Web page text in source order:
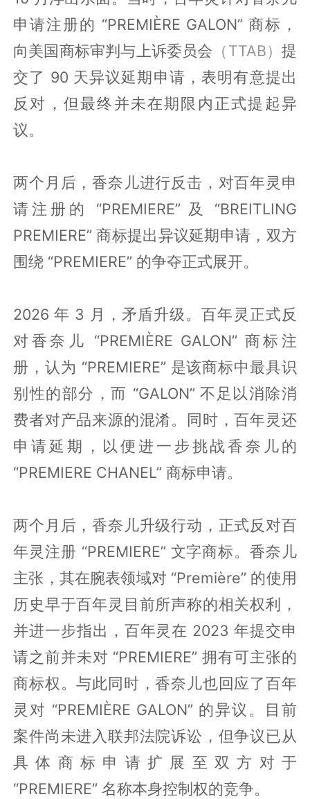
申请注册的 “PREMIÈRE GALON” 商标，
向美国商标审判与上诉委员会 （TTAB） 提
交了 90 天异议延期申请，表明有意提出
反对，但最终并未在期限内正式提起异
议。
两个月后，香奈儿进行反击，对百年灵申
请注册的 “PREMIERE” 及 “BREITLING
PREMIERE” 商标提出异议延期申请，双方
围绕 “PREMIERE” 的争夺正式展开。
2026 年 3 月，矛盾升级。百年灵正式反
对香奈儿 “PREMIÈRE GALON” 商标注
册，认为 “PREMIERE” 是该商标中最具识
别性的部分，而 “GALON” 不足以消除消
费者对产品来源的混淆。同时，百年灵还
申请延期，以便进一步挑战香奈儿的
“PREMIERE CHANEL” 商标申请。
两个月后，香奈儿升级行动，正式反对百
年灵注册 “PREMIERE” 文字商标。香奈儿
主张，其在腕表领域对 “Première” 的使用
历史早于百年灵目前所声称的相关权利，
并进一步指出，百年灵在 2023 年提交申
请之前并未对 “PREMIERE” 拥有可主张的
商标权。与此同时，香奈儿也回应了百年
灵对 “PREMIÈRE GALON” 的异议。目前
案件尚未进入联邦法院诉讼，但争议已从
具体商标申请扩展至双方对于
“PREMIERE” 名称本身控制权的竞争。